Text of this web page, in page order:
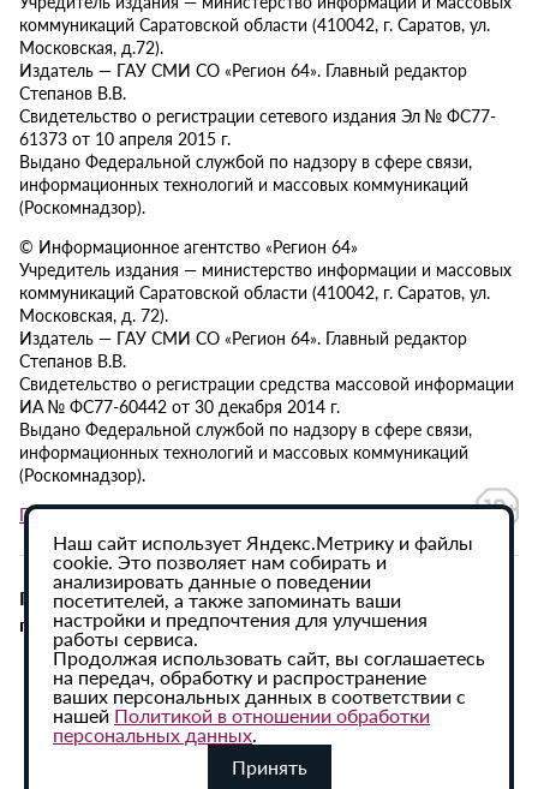
коммуникаций Саратовской области (410042, г. Саратов, ул.
Московская, д.72).
Издатель — ГАУ СМИ СО «Регион 64». Главный редактор
Степанов В.В.
Свидетельство о регистрации сетевого издания Эл № ФС77-
61373 от 10 апреля 2015 г.
Выдано Федеральной службой по надзору в сфере связи,
информационных технологий и массовых коммуникаций
(Роскомнадзор).
© Информационное агентство «Регион 64»
Учредитель издания — министерство информации и массовых
коммуникаций Саратовской области (410042, г. Саратов, ул.
Московская, д. 72).
Издатель — ГАУ СМИ СО «Регион 64». Главный редактор
Степанов В.В.
Свидетельство о регистрации средства массовой информации
ИА № ФС77-60442 от 30 декабря 2014 г.
Выдано Федеральной службой по надзору в сфере связи,
информационных технологий и массовых коммуникаций
(Роскомнадзор).
Политика в отношении обработки персональных данных
При использовании материалов сайта активная
гиперссылка на ИА «Регион 64» обязательна.
Наш сайт использует Яндекс.Метрику и файлы
cookie. Это позволяет нам собирать и
анализировать данные о поведении
посетителей, а также запоминать ваши
настройки и предпочтения для улучшения
работы сервиса.
Продолжая использовать сайт, вы соглашаетесь
на передач, обработку и распространение
ваших персональных данных в соответствии с
нашей Политикой в отношении обработки
персональных данных.
Принять